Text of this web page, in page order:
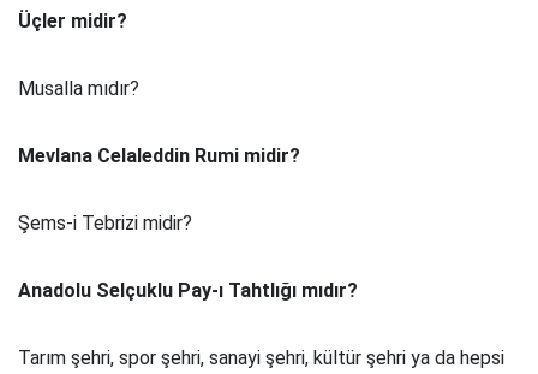
Üçler midir?
Musalla mıdır?
Mevlana Celaleddin Rumi midir?
Şems-i Tebrizi midir?
Anadolu Selçuklu Pay-ı Tahtlığı mıdır?
Tarım şehri, spor şehri, sanayi şehri, kültür şehri ya da hepsi